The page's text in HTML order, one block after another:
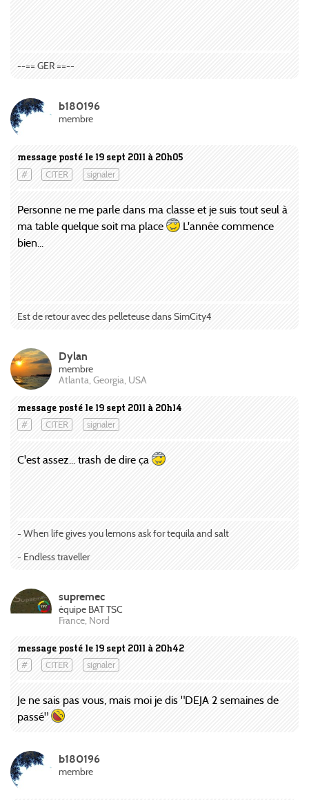
--== GER ==--
message posté le 19 sept 2011 à 20h05
# CITER signaler
b180196
membre
Personne ne me parle dans ma classe et je suis tout seul à
ma table quelque soit ma place
L'année commence
bien...
Est de retour avec des pelleteuse dans SimCity4
message posté le 19 sept 2011 à 20h14
# CITER signaler
Dylan
membre
Atlanta, Georgia, USA
C'est assez... trash de dire ça
- When life gives you lemons ask for tequila and salt
- Endless traveller
message posté le 19 sept 2011 à 20h42
# CITER signaler
supremec
équipe BAT TSC
France, Nord
Je ne sais pas vous, mais moi je dis "DEJA 2 semaines de
passé"
b180196
membre